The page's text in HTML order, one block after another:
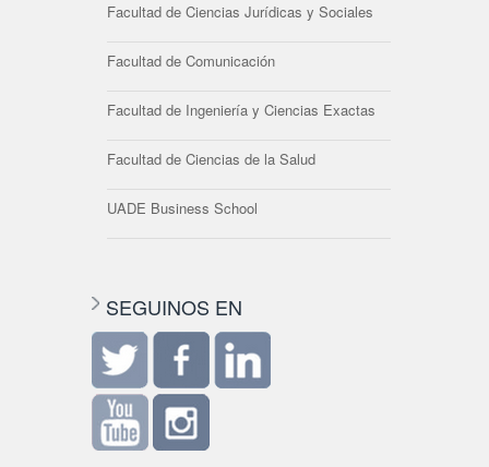
Facultad de Ciencias Jurídicas y Sociales
Facultad de Comunicación
Facultad de Ingeniería y Ciencias Exactas
Facultad de Ciencias de la Salud
UADE Business School
SEGUINOS EN